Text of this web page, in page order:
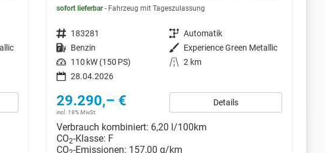
sofort lieferbar Fahrzeug mit Tageszulassung
Fahrzeugnr. 183281 Getriebe Automatik
Kraftstoff Benzin Außenfarbe Experience Green Metallic
Leistung 110 kW (150 PS) Kilometerstand 2 km
28.04.2026
29.290,– €
incl. 19% MwSt.
Details
Verbrauch kombiniert: 6,20 l/100km
CO2-Klasse: F
CO -Emissionen: 157,00 g/km